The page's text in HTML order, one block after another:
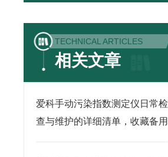
TECHNICAL ARTICLES
相关文章
爱科手动污染指数测定仪日常检
查与维护的详细清单，收藏备用